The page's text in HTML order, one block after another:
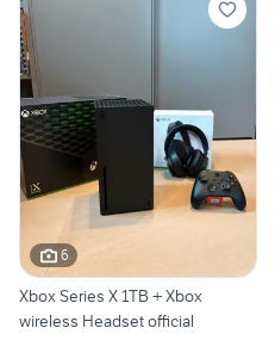
6
Xbox Series X 1TB + Xbox
wireless Headset official